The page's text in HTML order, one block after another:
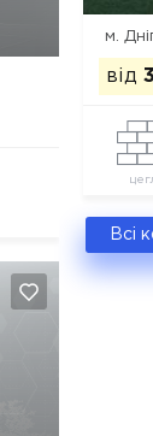
м.
від
Всі